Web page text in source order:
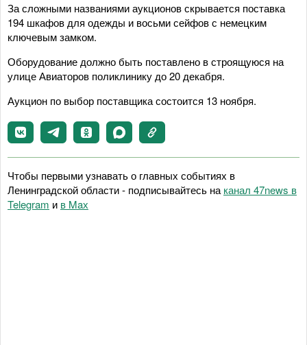
За сложными названиями аукционов скрывается поставка
194 шкафов для одежды и восьми сейфов с немецким
ключевым замком.
Оборудование должно быть поставлено в строящуюся на
улице Авиаторов поликлинику до 20 декабря.
Аукцион по выбор поставщика состоится 13 ноября.
Чтобы первыми узнавать о главных событиях в
Ленинградской области - подписывайтесь на канал 47news в
Telegram и в Maх